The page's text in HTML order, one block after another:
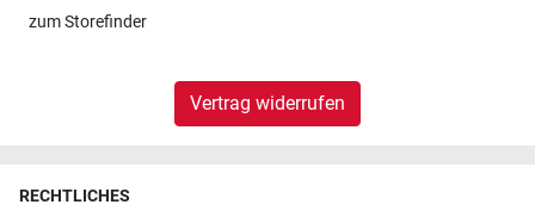
zumStorefinder
Vertrag widerrufen
RECHTLICHES